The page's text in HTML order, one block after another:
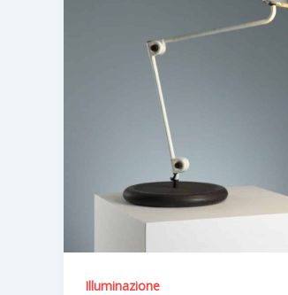
Illuminazione